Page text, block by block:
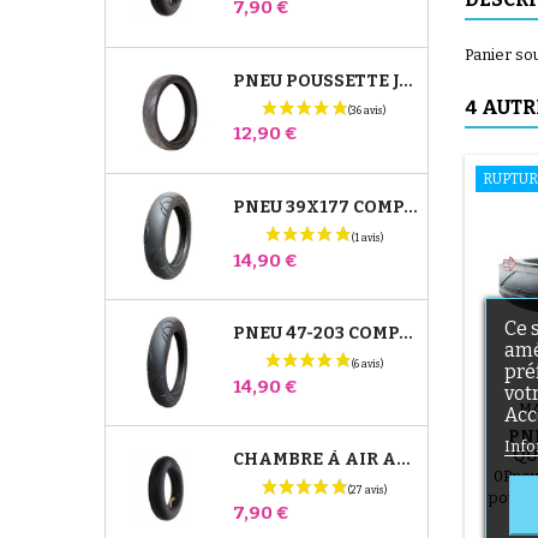
Prix
7,90 €
PNEU POUSSETTE JANÉ SLALOM PRO ET POWERTWIN
Prix
12,90 €
PNEU 39X177 COMPATIBLE POUSSETTE BUGABOO DONKEY - POUR ROUE AVANT
Prix
14,90 €
PNEU 47-203 COMPATIBLE POUSSETTE BUGABOO DONKEY - POUR ROUE ARRIÈRE
Prix
14,90 €
CHAMBRE À AIR ARRIÈRE POUSSETTE WHIZZ RED CASTLE
Prix
7,90 €
Panier
4
Ce